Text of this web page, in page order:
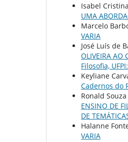
Isabel
UMA
Marcelo
VARIA
José Luís de
OLIVEIRA AO
Filosofia,
Keyliane
Cadernos do
Ronald
ENSINO DE
DE
Halanne
VARIA